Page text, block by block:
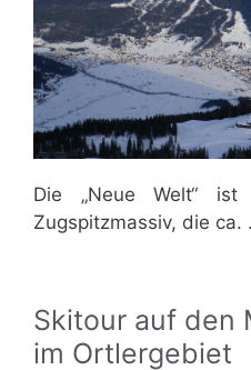
Die „Neue Welt“
Zugspitzmassiv, die ca.
Skitour auf den
im Ortlergebiet